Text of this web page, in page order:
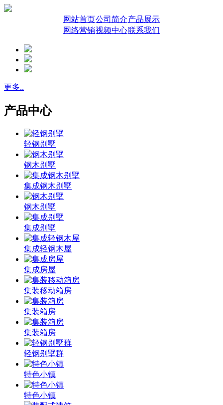
网站首页公司简介产品展示
网络营销视频中心联系我们
更多..
产品中心
轻钢别墅
钢木别墅
集成钢木别墅
钢木别墅
集成别墅
集成轻钢木屋
集成房屋
集装移动箱房
集装箱房
集装箱房
轻钢别墅群
特色小镇
特色小镇